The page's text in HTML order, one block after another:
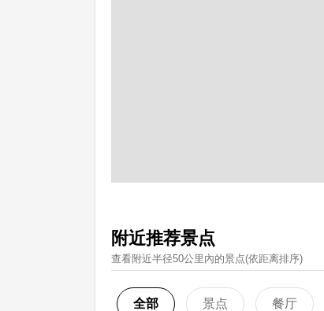
附近推荐景点
查看附近半径50公里內的景点(依距离排序)
全部 景点 餐厅